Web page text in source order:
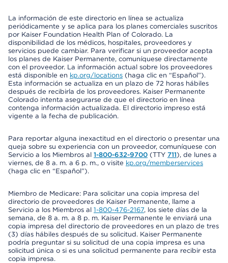
La información de este directorio en línea se actualiza
periódicamente y se aplica para los planes comerciales suscritos
por Kaiser Foundation Health Plan of Colorado. La
disponibilidad de los médicos, hospitales, proveedores y
servicios puede cambiar. Para verificar si un proveedor acepta
los planes de Kaiser Permanente, comuníquese directamente
con el proveedor. La información actual sobre los proveedores
está disponible en kp.org/locations (haga clic en “Español”).
Esta información se actualiza en un plazo de 72 horas hábiles
después de recibirla de los proveedores. Kaiser Permanente
Colorado intenta asegurarse de que el directorio en línea
contenga información actualizada. El directorio impreso está
vigente a la fecha de publicación.
Para reportar alguna inexactitud en el directorio o presentar una
queja sobre su experiencia con un proveedor, comuníquese con
Servicio a los Miembros al 1-800-632-9700 (TTY 711), de lunes a
viernes, de 8 a. m. a 6 p. m., o visite kp.org/memberservices
(haga clic en “Español”).
Miembro de Medicare: Para solicitar una copia impresa del
directorio de proveedores de Kaiser Permanente, llame a
Servicio a los Miembros al 1-800-476-2167, los siete días de la
semana, de 8 a. m. a 8 p. m. Kaiser Permanente le enviará una
copia impresa del directorio de proveedores en un plazo de tres
(3) días hábiles después de su solicitud. Kaiser Permanente
podría preguntar si su solicitud de una copia impresa es una
solicitud única o si es una solicitud permanente para recibir esta
copia impresa.